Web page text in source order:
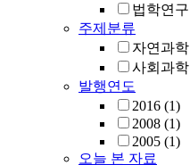
법학연구
주제분류
자연과학
사회과학
발행연도
2016 (1)
2008 (1)
2005 (1)
오늘 본 자료